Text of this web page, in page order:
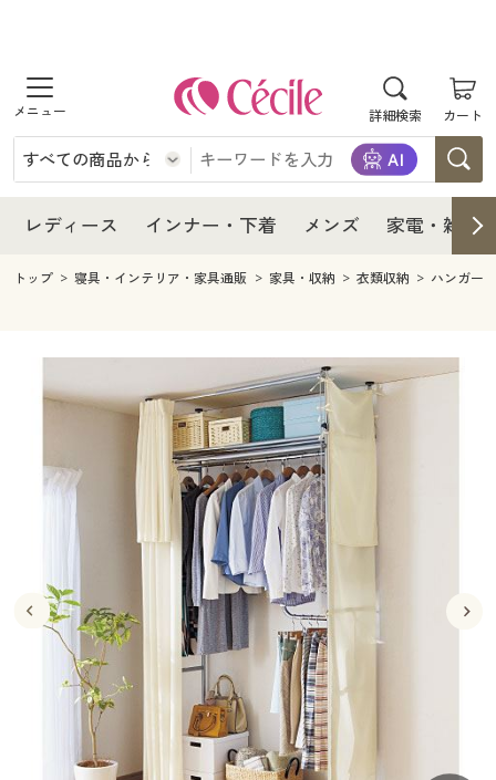
詳細検索 カート
商品を探す
レディース
レディースファッション
インナー・下着
インナー・下着通販すべて
メンズ下着
ジュニア・ティーンズ下着
メンズ
メンズファッション
家電・雑貨すべて
キッチン・雑貨・日用品
寝具・インテリア・家具
寝具・インテリア・家具通販すべて
寝具・ベッド
カーテン・ラグ・ファブリック
美容・健康通販すべて
美容・健康・サプリメント
制服・スクール
制服・スクールすべて
制服・学生服
ジュニア・ティーンズ下着
大きいサイズ
大きいサイズ通販すべて
大きいサイズ レディース服
大きいサイズ レディース下着
バーゲン
バーゲンセール
シークレットセール
詳細検索
商品カテゴリ一覧
レディース インナー・下着 メンズ 家電・雑貨
レディース
レディース通販すべて
レディースファッション
インナー・下着
インナー・下着通販すべて
ジュニア・ティーンズ下着
メンズ
メンズ下着
家電
キッチン・雑貨・日用品
寝具・インテリア・家具通販すべて
寝具・ベッド
カーテン・ラグ・ファブリック
美容・健康
美容・健康通販すべて
美容・健康・サプリメント
制服・スクール
制服・スクールすべて
ジュニア・ティーンズ下着
大きいサイズ通販すべて
大きいサイズ レディース服
大きいサイズ レディース下着
大きいサイズ メンズ
バーゲンセール
シークレットセール
詳細検索
商品カテゴリ一覧
カタログ
トップ 寝具・インテリア・家具通販 家具・収納 衣類収納 ハンガー